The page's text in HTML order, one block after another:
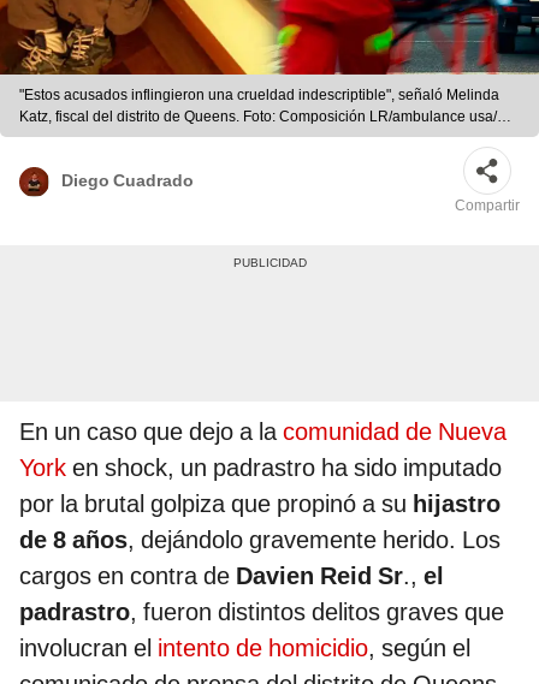
"Estos acusados inflingieron una crueldad indescriptible", señaló Melinda
Katz, fiscal del distrito de Queens. Foto: Composición LR/ambulance usa/El
Dinamo
Diego Cuadrado
Compartir
En un caso que dejo a lacomunidad de Nueva
York en shock, un padrastro ha sido imputado
por la brutal golpiza que propinó a su hijastro
de 8 años, dejándolo gravemente herido. Los
cargos en contra de Davien Reid Sr., el
padrastro, fueron distintos delitos graves que
involucran el intento de homicidio, según el